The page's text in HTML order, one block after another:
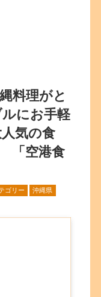
料理がと
にお手軽
気の食
「空港食
ゴリー 沖縄県